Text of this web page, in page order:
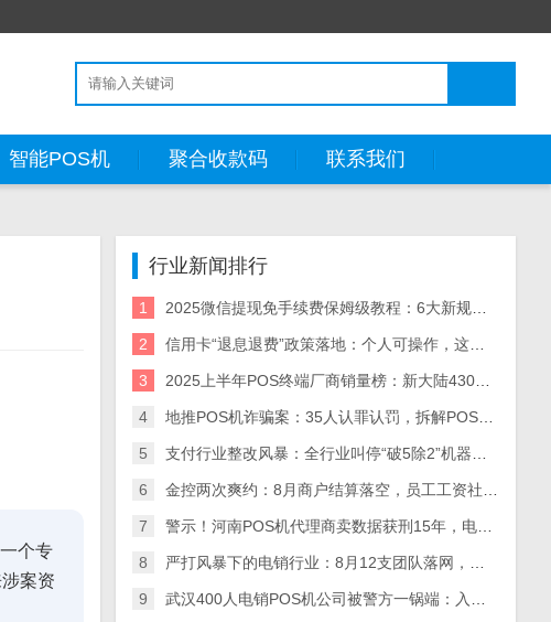
智能POS机 聚合收款码 联系我们
个专
案资
行业新闻排行
1 2025微信提现免手续费保姆级教程：6大新规方法+省钱策略（附风险预警）
2 信用卡“退息退费”政策落地：个人可操作，这些银行支持退！
3 2025上半年POS终端厂商销量榜：新大陆430万台领跑，5大厂商业绩分化解析
4 地推POS机诈骗案：35人认罪认罚，拆解POS机黑灰产业链与自保指南
5 支付行业整改风暴：全行业叫停“破5除2”机器，关停/涨价潮来袭
6 金控两次爽约：8月商户结算落空，员工工资社保断供，资金困局何解？
7 警示！河南POS机代理商卖数据获刑15年，电销产业链全链条被查，多地数百人涉案
8 严打风暴下的电销行业：8月12支团队落网，多地整治+量刑升级倒逼从业者转型
9 武汉400人电销POS机公司被警方一锅端：入职新人亲历实录，离职员工曝内幕